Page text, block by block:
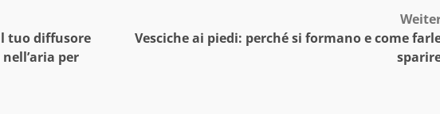
tuo diffusore
per
Vesciche ai piedi: perché si formano e come